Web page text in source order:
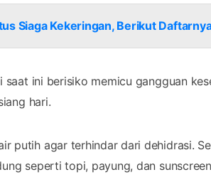
Siaga Kekeringan, Berikut
ini berisiko memicu gangguan
hari.
putih agar terhindar dari dehidrasi.
seperti topi, payung, dan